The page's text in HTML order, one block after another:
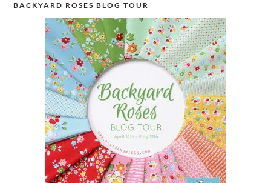
BACKYARD ROSES BLOG TOUR